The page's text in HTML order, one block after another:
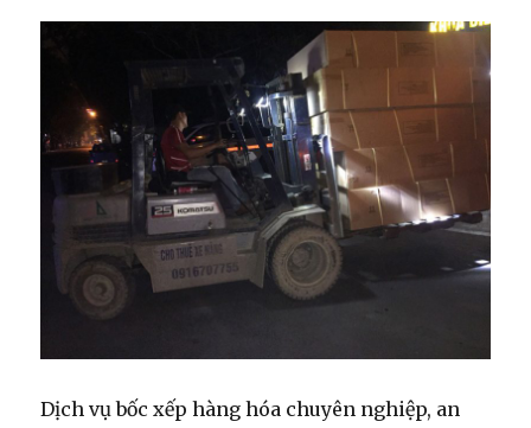
Dịch vụ bốc xếp hàng hóa chuyên nghiệp, an